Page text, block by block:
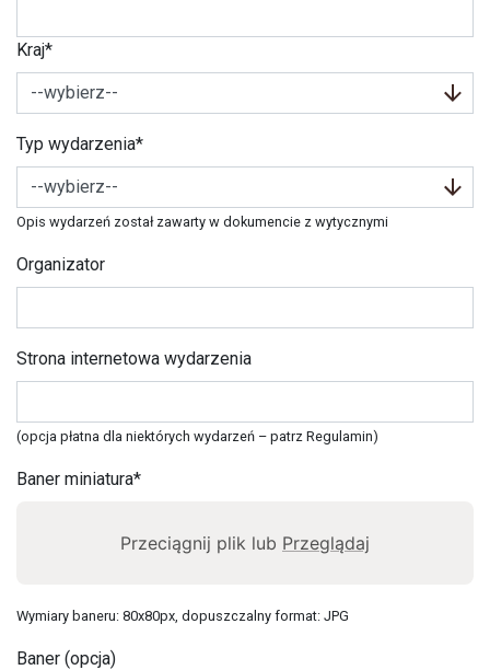
Kraj*
Typ wydarzenia*
Opis wydarzeń został zawarty w dokumencie z wytycznymi
Organizator
Strona internetowa wydarzenia
(opcja płatna dla niektórych wydarzeń – patrz Regulamin)
Baner miniatura*
Przeciągnij plik lub Przeglądaj
Wymiary baneru: 80x80px, dopuszczalny format: JPG
Baner (opcja)